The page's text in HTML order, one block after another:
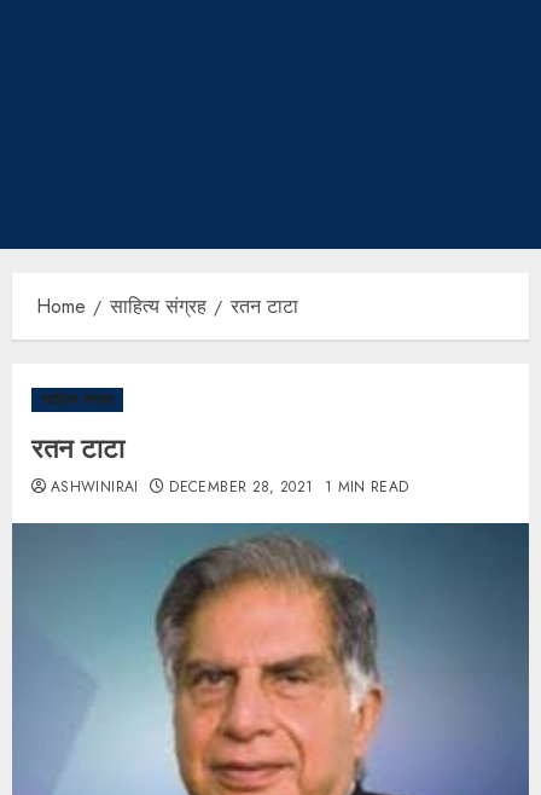
Home साहित्य संग्रह रतन टाटा
साहित्य संग्रह
रतन टाटा
ASHWINIRAI DECEMBER 28, 2021 1 MIN READ